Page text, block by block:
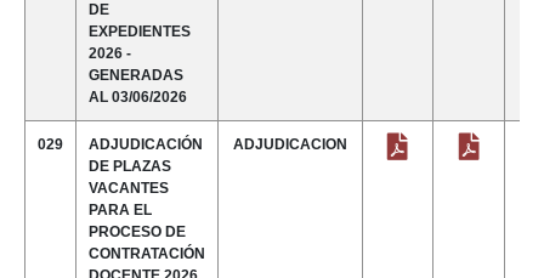
DE
EXPEDIENTES
2026 -
GENERADAS
AL 03/06/2026
029
ADJUDICACIÓN
DE PLAZAS
VACANTES
PARA EL
PROCESO DE
CONTRATACIÓN
ADJUDICACION